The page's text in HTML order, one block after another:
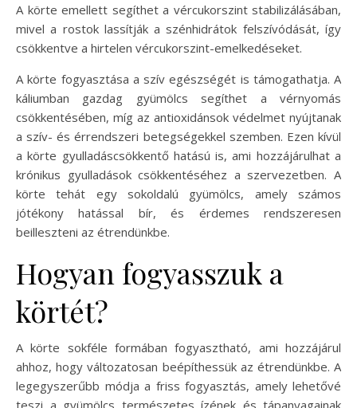
A körte emellett segíthet a vércukorszint stabilizálásában,
mivel a rostok lassítják a szénhidrátok felszívódását, így
csökkentve a hirtelen vércukorszint-emelkedéseket.
A körte fogyasztása a szív egészségét is támogathatja. A
káliumban gazdag gyümölcs segíthet a vérnyomás
csökkentésében, míg az antioxidánsok védelmet nyújtanak
a szív- és érrendszeri betegségekkel szemben. Ezen kívül
a körte gyulladáscsökkentő hatású is, ami hozzájárulhat a
krónikus gyulladások csökkentéséhez a szervezetben. A
körte tehát egy sokoldalú gyümölcs, amely számos
jótékony hatással bír, és érdemes rendszeresen
beilleszteni az étrendünkbe.
Hogyan fogyasszuk a
körtét?
A körte sokféle formában fogyasztható, ami hozzájárul
ahhoz, hogy változatosan beépíthessük az étrendünkbe. A
legegyszerűbb módja a friss fogyasztás, amely lehetővé
teszi a gyümölcs természetes ízének és tápanyagainak